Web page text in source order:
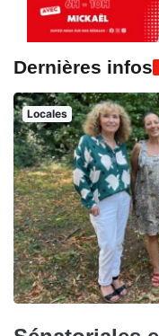
Dernières infos
Locales